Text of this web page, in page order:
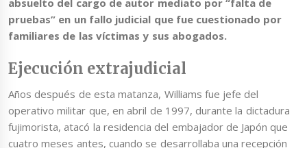
absuelto del cargo de autor mediato por “falta de
pruebas” en un fallo judicial que fue cuestionado por
familiares de las víctimas y sus abogados.
Ejecución extrajudicial
Años después de esta matanza, Williams fue jefe del
operativo militar que, en abril de 1997, durante la dictadura
fujimorista, atacó la residencia del embajador de Japón que
cuatro meses antes, cuando se desarrollaba una recepción